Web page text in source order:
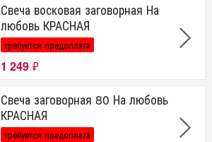
Свеча восковая заговорная На
любовь КРАСНАЯ
требуется предоплата
1 249 ₽
Свеча заговорная 80 На любовь
КРАСНАЯ
требуется предоплата